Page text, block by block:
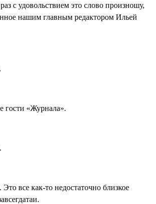
с удовольствием это слово произношу,
нашим главным редактором Ильей
гости «Журнала».
все как-то недостаточно близкое